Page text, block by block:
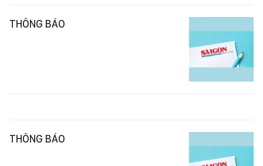
THÔNG BÁO
THÔNG BÁO